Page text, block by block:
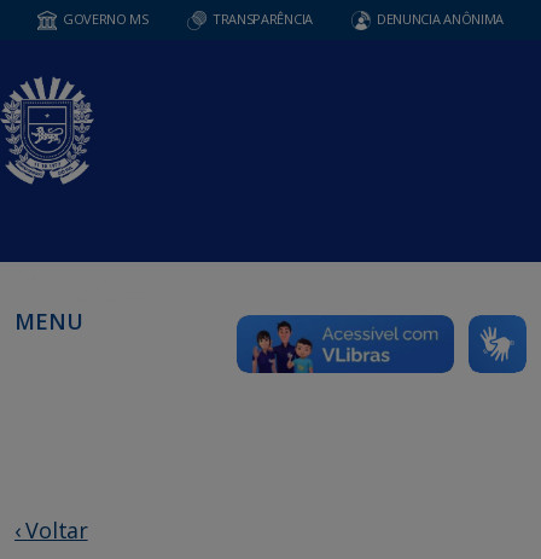
GOVERNO MS TRANSPARÊNCIA DENUNCIA ANÔNIMA
MENU
‹ Voltar